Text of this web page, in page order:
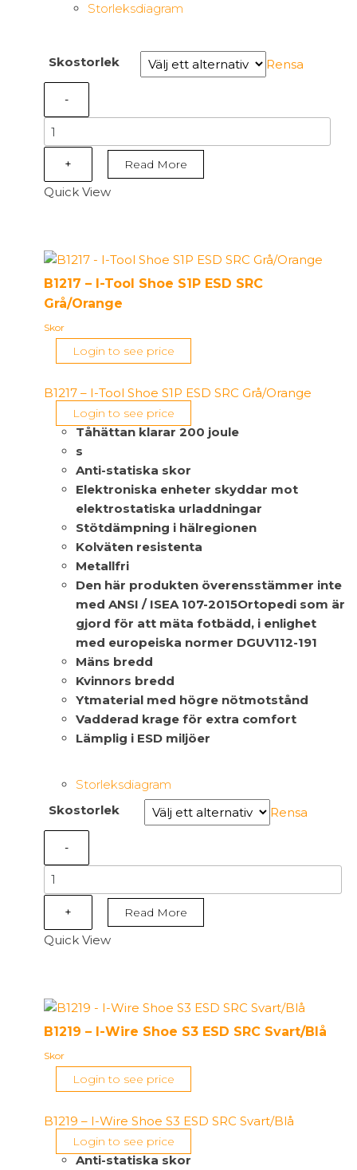
Storleksdiagram
Skostorlek Rensa
-
B0668
-
Komodo
Trainer
S1PS
SR
Svart
mängd
+ Read More
Quick View
B1217 – I-Tool Shoe S1P ESD SRC
Grå/Orange
Skor
Login to see price
B1217 – I-Tool Shoe S1P ESD SRC Grå/Orange
Login to see price
Tåhättan klarar 200 joule
s
Anti-statiska skor
Elektroniska enheter skyddar mot
elektrostatiska urladdningar
Stötdämpning i hälregionen
Kolväten resistenta
Metallfri
Den här produkten överensstämmer inte
med ANSI / ISEA 107-2015Ortopedi som är
gjord för att mäta fotbädd, i enlighet
med europeiska normer DGUV112-191
Mäns bredd
Kvinnors bredd
Ytmaterial med högre nötmotstånd
Vadderad krage för extra comfort
Lämplig i ESD miljöer
Storleksdiagram
Skostorlek
Rensa
-
B1217
-
Tool
Shoe
SRC
Grå/Orange
+ Read More
Quick View
B1219 – I-Wire Shoe S3 ESD SRC Svart/Blå
Skor
Login to see price
B1219 – I-Wire Shoe S3 ESD SRC Svart/Blå
Login to see price
Anti-statiska skor